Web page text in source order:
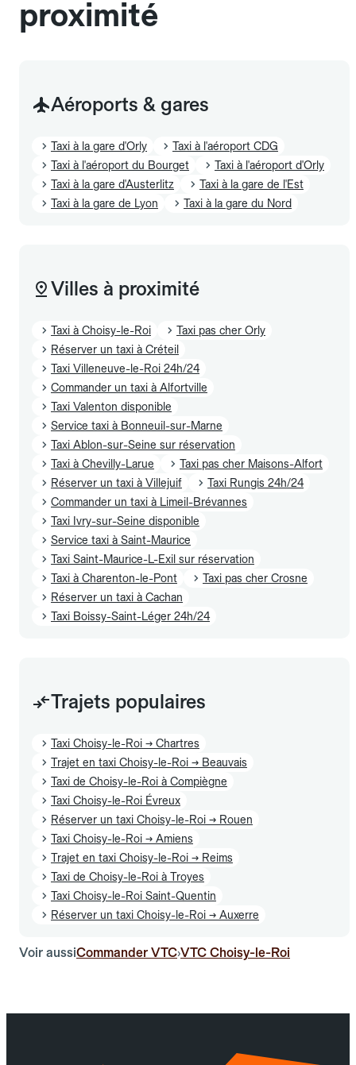
proximité
Aéroports & gares
Taxi à la gare d'Orly
Taxi à l'aéroport CDG
Taxi à l'aéroport du Bourget
Taxi à l'aéroport d'Orly
Taxi à la gare d'Austerlitz
Taxi à la gare de l'Est
Taxi à la gare de Lyon
Taxi à la gare du Nord
Villes à proximité
Taxi à Choisy-le-Roi
Taxi pas cher Orly
Réserver un taxi à Créteil
Taxi Villeneuve-le-Roi 24h/24
Commander un taxi à Alfortville
Taxi Valenton disponible
Service taxi à Bonneuil-sur-Marne
Taxi Ablon-sur-Seine sur réservation
Taxi à Chevilly-Larue
Taxi pas cher Maisons-Alfort
Réserver un taxi à Villejuif
Taxi Rungis 24h/24
Commander un taxi à Limeil-Brévannes
Taxi Ivry-sur-Seine disponible
Service taxi à Saint-Maurice
Taxi Saint-Maurice-L-Exil sur réservation
Taxi à Charenton-le-Pont
Taxi pas cher Crosne
Réserver un taxi à Cachan
Taxi Boissy-Saint-Léger 24h/24
Trajets populaires
Taxi Choisy-le-Roi → Chartres
Trajet en taxi Choisy-le-Roi → Beauvais
Taxi de Choisy-le-Roi à Compiègne
Taxi Choisy-le-Roi Évreux
Réserver un taxi Choisy-le-Roi → Rouen
Taxi Choisy-le-Roi → Amiens
Trajet en taxi Choisy-le-Roi → Reims
Taxi de Choisy-le-Roi à Troyes
Taxi Choisy-le-Roi Saint-Quentin
Réserver un taxi Choisy-le-Roi → Auxerre
Voir aussiCommander VTC›VTC Choisy-le-Roi